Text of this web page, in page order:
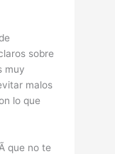
sobre
muy
malos
lo que
que no te